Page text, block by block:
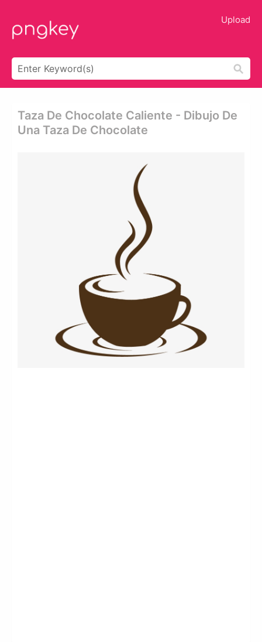
Upload
Taza De Chocolate Caliente - Dibujo De
Una Taza De Chocolate